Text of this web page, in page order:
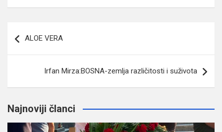
članaka
ALOE VERA
Irfan Mirza:BOSNA-zemlja različitosti i suživota
Najnoviji članci